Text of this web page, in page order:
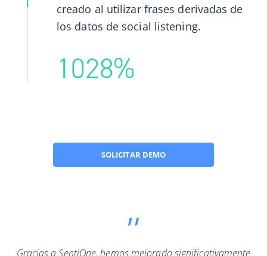
1028%
creado al utilizar frases derivadas de
los datos de social listening.
SOLICITAR DEMO
Gracias a SentiOne, hemos mejorado significativamente